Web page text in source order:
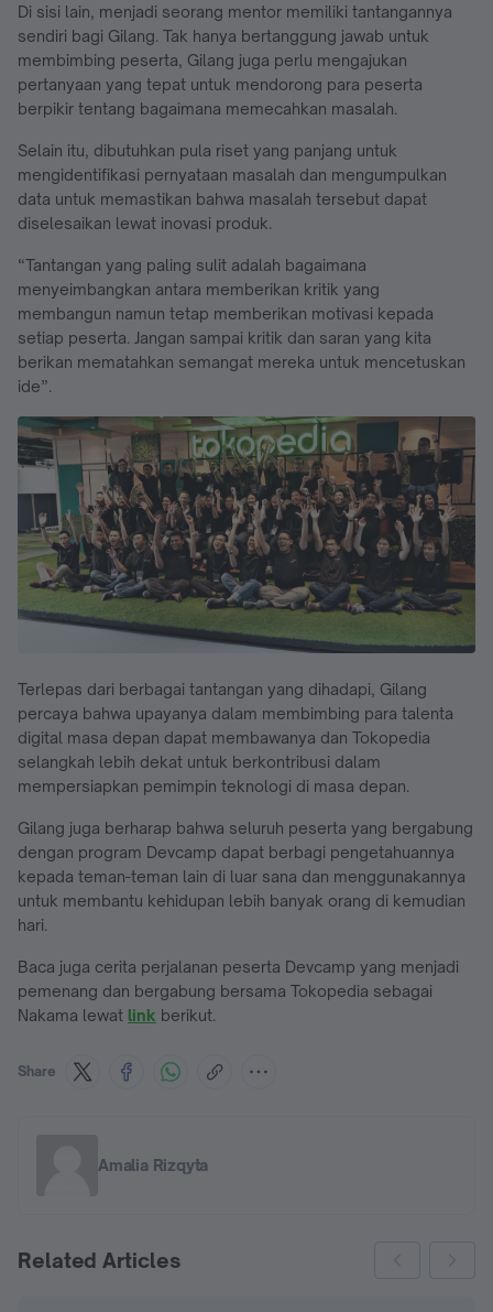
Di sisi lain, menjadi seorang mentor memiliki tantangannya
sendiri bagi Gilang. Tak hanya bertanggung jawab untuk
membimbing peserta, Gilang juga perlu mengajukan
pertanyaan yang tepat untuk mendorong para peserta
berpikir tentang bagaimana memecahkan masalah.
Selain itu, dibutuhkan pula riset yang panjang untuk
mengidentifikasi pernyataan masalah dan mengumpulkan
data untuk memastikan bahwa masalah tersebut dapat
diselesaikan lewat inovasi produk.
“Tantangan yang paling sulit adalah bagaimana
menyeimbangkan antara memberikan kritik yang
membangun namun tetap memberikan motivasi kepada
setiap peserta. Jangan sampai kritik dan saran yang kita
berikan mematahkan semangat mereka untuk mencetuskan
ide”.
Terlepas dari berbagai tantangan yang dihadapi, Gilang
percaya bahwa upayanya dalam membimbing para talenta
digital masa depan dapat membawanya dan Tokopedia
selangkah lebih dekat untuk berkontribusi dalam
mempersiapkan pemimpin teknologi di masa depan.
Gilang juga berharap bahwa seluruh peserta yang bergabung
dengan program Devcamp dapat berbagi pengetahuannya
kepada teman-teman lain di luar sana dan menggunakannya
untuk membantu kehidupan lebih banyak orang di kemudian
hari.
Baca juga cerita perjalanan peserta Devcamp yang menjadi
pemenang dan bergabung bersama Tokopedia sebagai
Nakama lewat link berikut.
Share
Amalia Rizqyta
Related Articles